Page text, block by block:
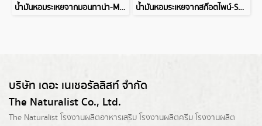
น้ำมันหอมระเหยจากมอนทาน่า-MONTANA ESSENTIAL OIL น้ำมันหอมระเหยจากสก๊อตไพน์-SCOTS PINE ESSENTIAL OIL
บริษัท เดอะ เนเชอรัลลิสท์ จำกัด
The Naturalist Co., Ltd.
The Naturalist โรงงานผลิตอาหารเสริม โรงงานผลิตครีม โรงงานผลิต